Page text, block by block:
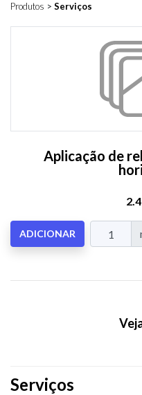
Produtos > Serviços
Aplicação de
ADICIONAR
Serviços